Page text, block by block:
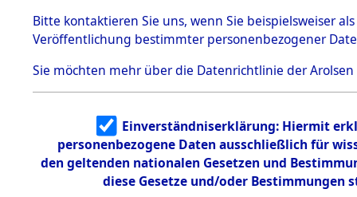
e
1.2.9.2
dem KZ
Bayerisches
ädigungsamt
1.2.9.3
Effekten aus
dem KZ
Neuengamm
Bitte kontaktieren Sie uns, wenn Sie beispielsweiser
Veröffentlichung bestimmter personenbezogener
Sie möchten mehr über die Datenrichtlinie der Arolsen
Einverständniserklärung: Hiermit
personenbezogene Daten ausschließlich für
den geltenden nationalen Gesetzen und
diese Gesetze und/oder Bestimmungen